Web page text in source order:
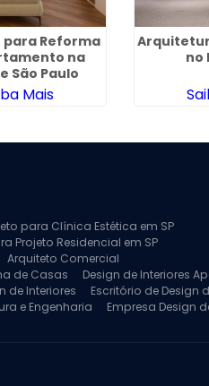
Reforma
na
São Paulo
Mais
no
para Clínica Estética em SP
Projeto Residencial em SP
Arquiteto Comercial
de Casas
Design de Interiores
de Interiores
Escritório de Design
e Engenharia
Empresa Design